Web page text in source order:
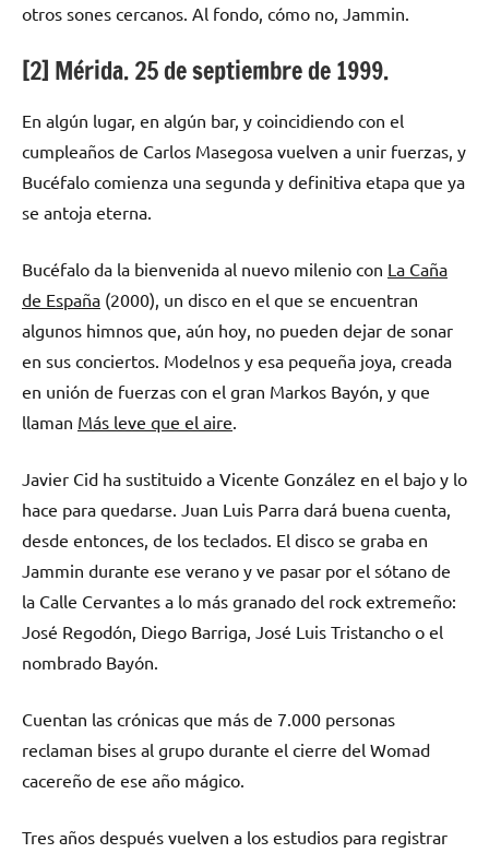
otros sones cercanos. Al fondo, cómo no, Jammin.
[2] Mérida. 25 de septiembre de 1999.
En algún lugar, en algún bar, y coincidiendo con el
cumpleaños de Carlos Masegosa vuelven a unir fuerzas, y
Bucéfalo comienza una segunda y definitiva etapa que ya
se antoja eterna.
Bucéfalo da la bienvenida al nuevo milenio con La Caña
de España (2000), un disco en el que se encuentran
algunos himnos que, aún hoy, no pueden dejar de sonar
en sus conciertos. Modelnos y esa pequeña joya, creada
en unión de fuerzas con el gran Markos Bayón, y que
llaman Más leve que el aire.
Javier Cid ha sustituido a Vicente González en el bajo y lo
hace para quedarse. Juan Luis Parra dará buena cuenta,
desde entonces, de los teclados. El disco se graba en
Jammin durante ese verano y ve pasar por el sótano de
la Calle Cervantes a lo más granado del rock extremeño:
José Regodón, Diego Barriga, José Luis Tristancho o el
nombrado Bayón.
Cuentan las crónicas que más de 7.000 personas
reclaman bises al grupo durante el cierre del Womad
cacereño de ese año mágico.
Tres años después vuelven a los estudios para registrar